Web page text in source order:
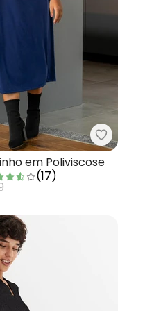
Ultravioleta em
em Poliviscose
(17)